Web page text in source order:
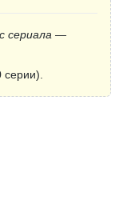
сериала —
серии).